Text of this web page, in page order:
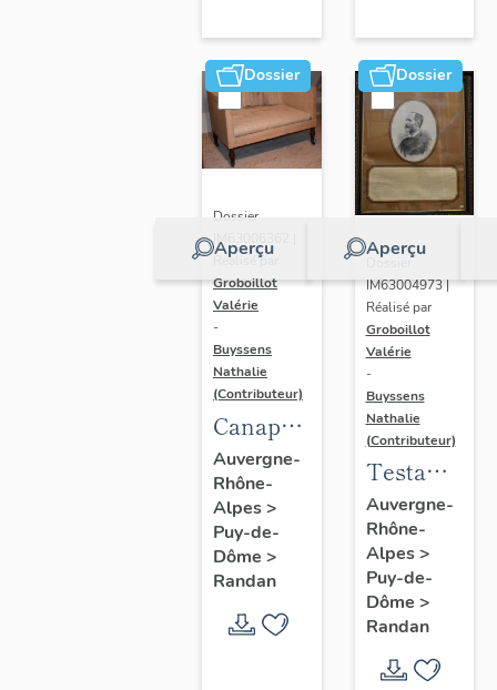
Dossier
Aperçu
Dossier
IM63006362 |
Réalisé par
Groboillot
Valérie
-
Buyssens
Nathalie
(Contributeur)
Canapé
à joues
n° 2
Auvergne-
Rhône-
Alpes>
Puy-de-
Dôme >
Randan
Dossier
Aperçu
Dossier
IM63004973 |
Réalisé par
Groboillot
Valérie
-
Buyssens
Nathalie
(Contributeur)
Testament
politique
de
Philippe
d'Orléans,
comte de
Paris
Auvergne-
Rhône-
Alpes>
Puy-de-
Dôme >
Randan